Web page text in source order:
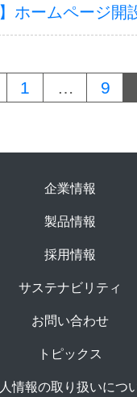
ホームページ開
1 … 9
企業情報
製品情報
採用情報
サステナビリティ
お問い合わせ
トピックス
情報の取り扱いにつ